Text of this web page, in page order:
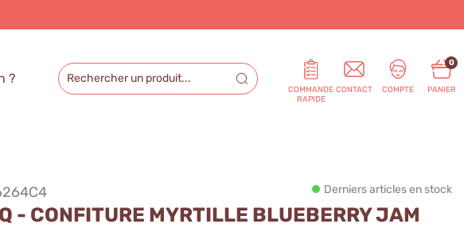
?
COMMANDE
RAPIDE
CONTACT COMPTE PANIER
0
Derniers articles en stock
- CONFITURE MYRTILLE BLUEBERRY JAM